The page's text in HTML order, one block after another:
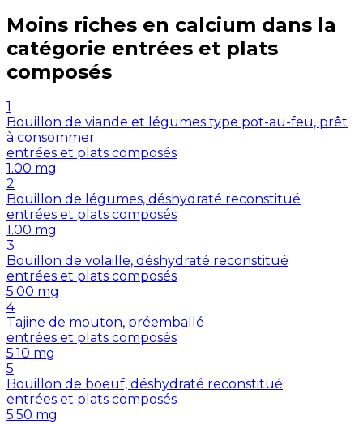
Moins riches en calcium dans la
catégorie entrées et plats
composés
1
Bouillon de viande et légumes type pot-au-feu, prêt
à consommer
entrées et plats composés
1.00 mg
2
Bouillon de légumes, déshydraté reconstitué
entrées et plats composés
1.00 mg
3
Bouillon de volaille, déshydraté reconstitué
entrées et plats composés
5.00 mg
4
Tajine de mouton, préemballé
entrées et plats composés
5.10 mg
5
Bouillon de boeuf, déshydraté reconstitué
entrées et plats composés
5.50 mg